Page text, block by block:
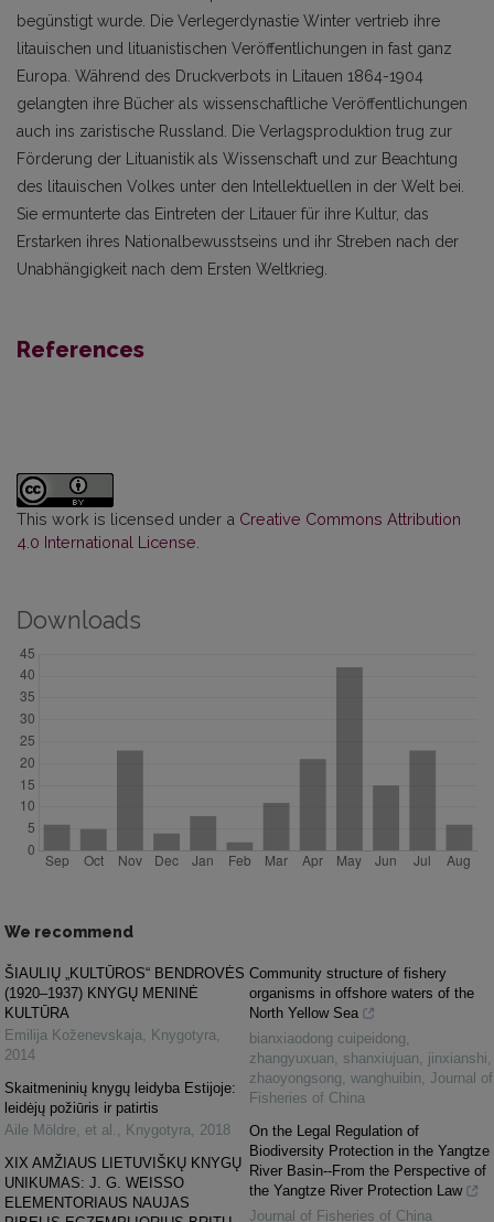
begünstigt wurde. Die Verlegerdynastie Winter vertrieb ihre
litauischen und lituanistischen Veröffentlichungen in fast ganz
Europa. Während des Druckverbots in Litauen 1864-1904
gelangten ihre Bücher als wissenschaftliche Veröffentlichungen
auch ins zaristische Russland. Die Verlagsproduktion trug zur
Förderung der Lituanistik als Wissenschaft und zur Beachtung
des litauischen Volkes unter den Intellektuellen in der Welt bei.
Sie ermunterte das Eintreten der Litauer für ihre Kultur, das
Erstarken ihres Nationalbewusstseins und ihr Streben nach der
Unabhängigkeit nach dem Ersten Weltkrieg.
References
This work is licensed under a Creative Commons Attribution
4.0 International License
Downloads
We recommend
ŠIAULIŲ „KULTŪROS“ BENDROVĖS
(1920–1937) KNYGŲ MENINĖ
KULTŪRA
Emilija Koženevskaja, Knygotyra,
2014
Skaitmeninių knygų leidyba Estijoje:
leidėjų požiūris ir patirtis
Aile Möldre, et al. , Knygotyra, 2018
XIX AMŽIAUS LIETUVIŠKŲ KNYGŲ
UNIKUMAS: J. G. WEISSO
ELEMENTORIAUS NAUJAS
Community structure of fishery
organisms in offshore waters of the
North Yellow Sea
bianxiaodong cuipeidong,
zhangyuxuan, shanxiujuan, jinxianshi,
zhaoyongsong, wanghuibin, Journal of
Fisheries of China
On the Legal Regulation of
Biodiversity Protection in the Yangtze
River Basin--From the Perspective of
the Yangtze River Protection Law
Journal of Fisheries of China